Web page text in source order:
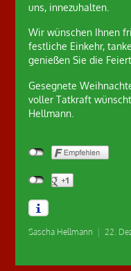
uns, innezuhalten.
Wir wünschen Ihnen
festliche Einkehr,
genießen Sie die
Gesegnete
voller Tatkraft
Hellmann.
Sascha Hellmann 22.